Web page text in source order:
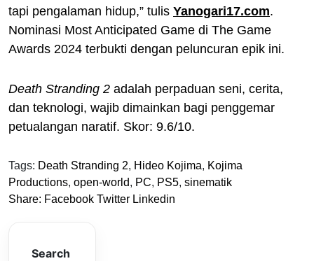
tapi pengalaman hidup,” tulis Yanogari17.com.
Nominasi Most Anticipated Game di The Game
Awards 2024 terbukti dengan peluncuran epik ini.
Death Stranding 2 adalah perpaduan seni, cerita,
dan teknologi, wajib dimainkan bagi penggemar
petualangan naratif. Skor: 9.6/10.
Tags: Death Stranding 2, Hideo Kojima, Kojima
Productions, open-world, PC, PS5, sinematik
Share: Facebook Twitter Linkedin
Search